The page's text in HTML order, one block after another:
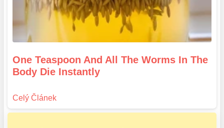
One Teaspoon And All The Worms In The
Body Die Instantly